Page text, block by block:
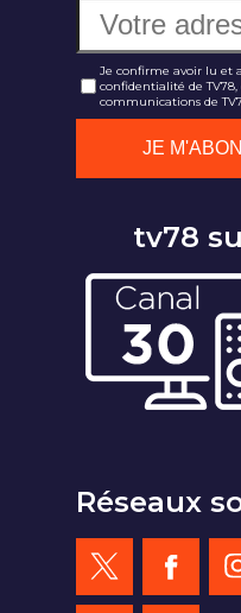
Je confirme avoir lu et
confidentialité de
communications de
tv78
Réseaux